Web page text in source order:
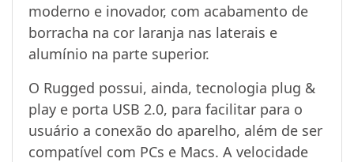
moderno e inovador, com acabamento de
borracha na cor laranja nas laterais e
alumínio na parte superior.
O Rugged possui, ainda, tecnologia plug &
play e porta USB 2.0, para facilitar para o
usuário a conexão do aparelho, além de ser
compatível com PCs e Macs. A velocidade